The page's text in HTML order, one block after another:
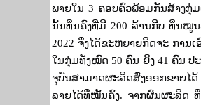
ພາຍໃນ 3 ຄອບຄົວພ້ອມກັນສ້າງກຸ່
ນັ້ນທຶນຄົງທີ່ມີ 200 ລ້ານກີບ ທຶນໝູນ
2022 ຈຶ່ງໄດ້ຂະຫຍາຍກິດຈະ ການເ
ໃນກຸ່ມທັງໝົດ50 ຄົນ ຍິງ 41 ຄົນ ປ
ຈຸບັນສາມາດຜະລິດສົ່ງອອກຂາຍໄ
ລາຍໄດ້ທີ່ໝັ້ນຄົງ. ຈາກຜົນຜະລິດ